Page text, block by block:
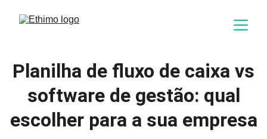
Planilha de fluxo de caixa vs
software de gestão: qual
escolher para a sua empresa